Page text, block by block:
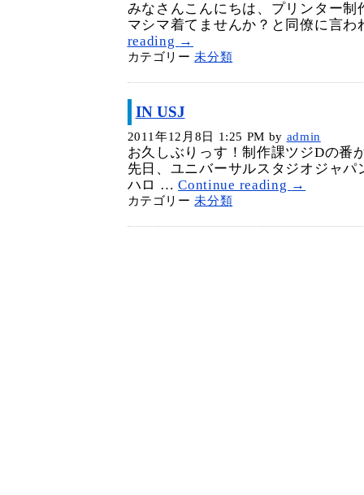
みなさんこんにちは、プリンター制
マシマ着てませんか？と同僚に言
reading →
カテゴリー未分類
IN USJ
2011年12月8日 1:25 PM by admin
お久しぶりっす！制作課ツジDの番
先日、ユニバーサルスタジオジャパ
ハロ …Continue reading →
カテゴリー未分類